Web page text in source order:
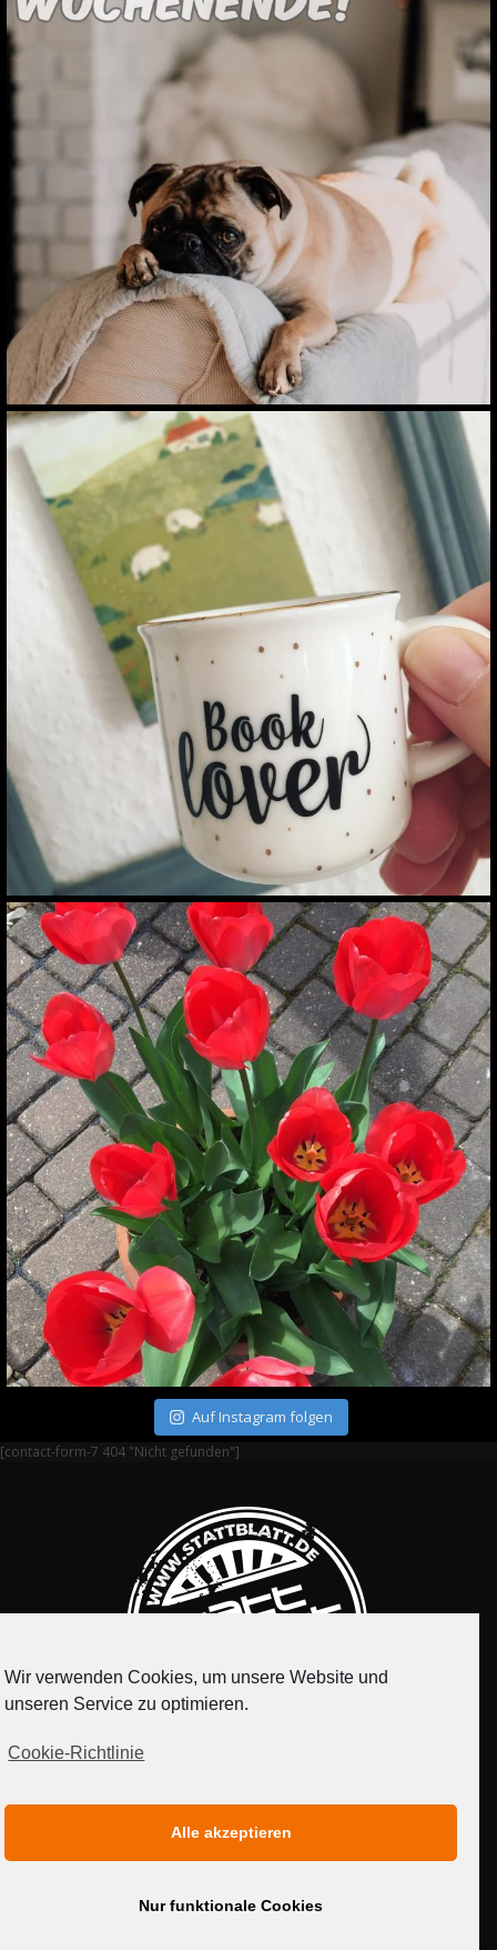
Auf Instagram folgen
[contact-form-7 404 "Nicht gefunden"]
MEDIADATEN
Wir verwenden Cookies, um unsere Website und
unseren Service zu optimieren.
Cookie-Richtlinie
Alle akzeptieren
Nur funktionale Cookies